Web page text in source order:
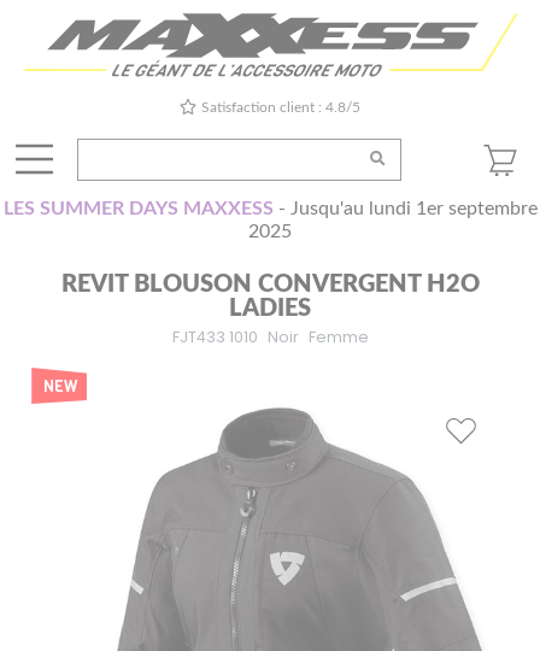
Satisfaction client : 4.8/5
LES SUMMER DAYS MAXXESS - Jusqu'au lundi 1er septembre
2025
REVIT BLOUSON CONVERGENT H2O
LADIES
FJT433 1010 Noir Femme
NEW